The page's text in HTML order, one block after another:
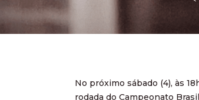
No próximo sábado (4), às
rodada do Campeonato